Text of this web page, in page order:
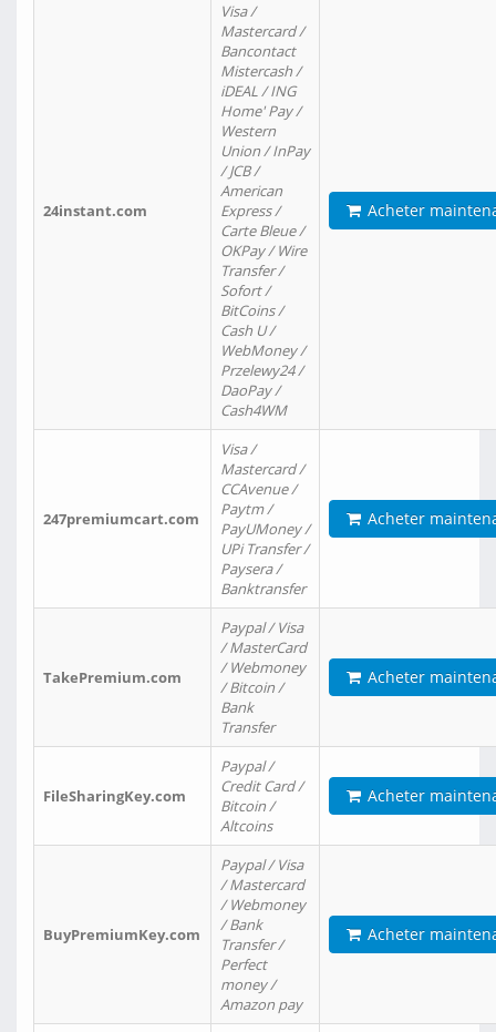
24instant.com
Visa /
Mastercard /
Bancontact
Mistercash /
iDEAL / ING
Home' Pay /
Western
Union / InPay
/ JCB /
American
Express /
Carte Bleue /
OKPay / Wire
Transfer /
Sofort /
BitCoins /
Cash U /
WebMoney /
Przelewy24 /
DaoPay /
Cash4WM
Acheter
247premiumcart.com
Visa /
Mastercard /
CCAvenue /
Paytm /
PayUMoney /
UPi Transfer /
Paysera /
Banktransfer
Acheter
TakePremium.com
Paypal / Visa
/ MasterCard
/ Webmoney
/ Bitcoin /
Bank
Transfer
Acheter
FileSharingKey.com
Paypal /
Credit Card /
Bitcoin /
Altcoins
Acheter
BuyPremiumKey.com
Paypal / Visa
/ Mastercard
/ Webmoney
/ Bank
Transfer /
Perfect
money /
Amazon pay
Acheter